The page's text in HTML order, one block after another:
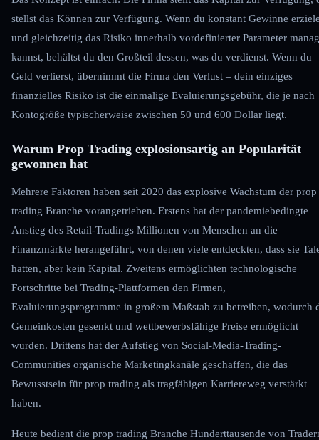
stellst das Können zur Verfügung. Wenn du konstant Gewinne
und gleichzeitig das Risiko innerhalb vordefinierter Parameter
kannst, behältst du den Großteil dessen, was du verdienst. Wenn du
Geld verlierst, übernimmt die Firma den Verlust – dein einziges
finanzielles Risiko ist die einmalige Evaluierungsgebühr, die je nach
Kontogröße typischerweise zwischen 50 und 600 Dollar liegt.
Warum Prop Trading explosionsartig an Popularität
gewonnen hat
Mehrere Faktoren haben seit 2020 das explosive Wachstum der prop
trading Branche vorangetrieben. Erstens hat der pandemiebedingte
Anstieg des Retail-Tradings Millionen von Menschen an die
Finanzmärkte herangeführt, von denen viele entdeckten, dass sie
hatten, aber kein Kapital. Zweitens ermöglichten technologische
Fortschritte bei Trading-Plattformen den Firmen,
Evaluierungsprogramme in großem Maßstab zu betreiben, wodurch
Gemeinkosten gesenkt und wettbewerbsfähige Preise ermöglicht
wurden. Drittens hat der Aufstieg von Social-Media-Trading-
Communities organische Marketingkanäle geschaffen, die das
Bewusstsein für prop trading als tragfähigen Karriereweg verstärkt
haben.
Heute bedient die prop trading Branche Hunderttausende von